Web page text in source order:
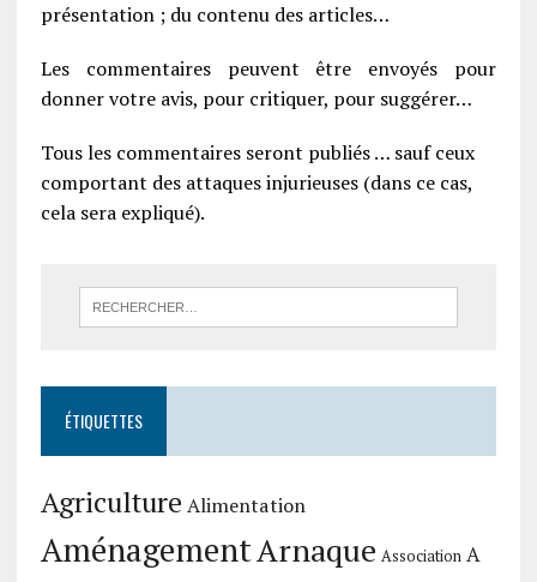
présentation ; du contenu des articles…
Les commentaires peuvent être envoyés pour
donner votre avis, pour critiquer, pour suggérer…
Tous les commentaires seront publiés … sauf ceux
comportant des attaques injurieuses (dans ce cas,
cela sera expliqué).
ÉTIQUETTES
Agriculture Alimentation
AménagementArnaque Association A